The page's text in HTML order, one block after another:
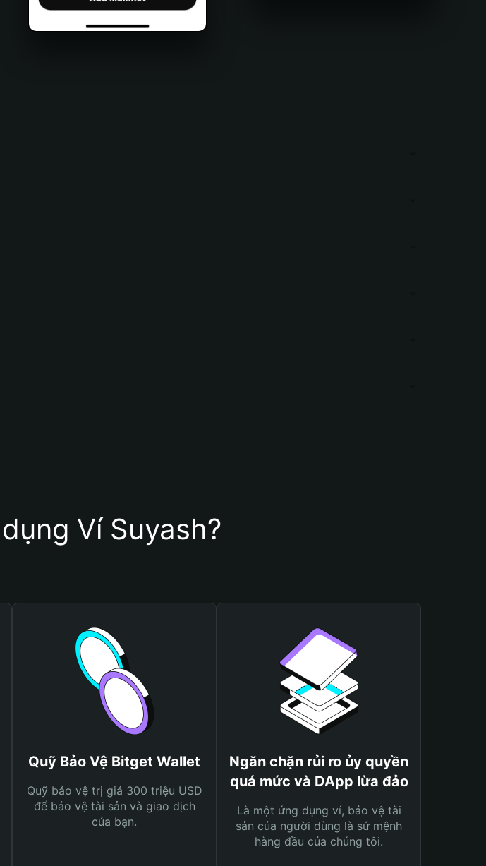
Ví Suyash?
Quỹ Bảo Vệ Bitget Wallet
Quỹ bảo vệ trị giá 300 triệu USD
để bảo vệ tài sản và giao dịch
của bạn.
Ngăn chặn rủi ro ủy quyền
quá mức và DApp lừa đảo
Là một ứng dụng ví, bảo vệ tài
sản của người dùng là sứ mệnh
hàng đầu của chúng tôi.